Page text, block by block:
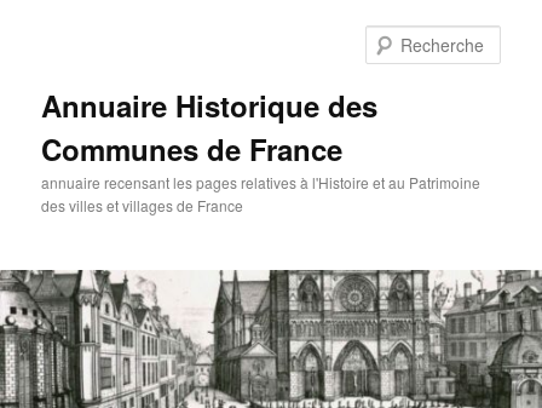
Annuaire Historique des
Communes de France
annuaire recensant les pages relatives à l'Histoire et au Patrimoine
des villes et villages de France